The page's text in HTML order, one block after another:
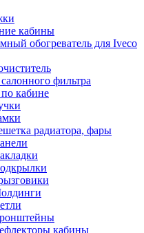
кабины
обогреватель для Iveco
фильтра
кабине
радиатора, фары
кабины